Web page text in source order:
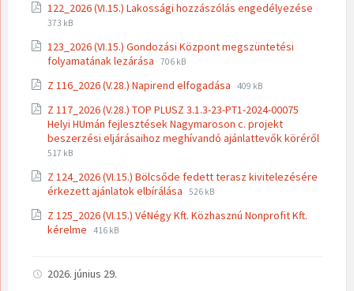
pdf
122_2026 (VI.15.) Lakossági hozzászólás engedélyezése
373 kB
123_2026 (VI.15.) Gondozási Központ megszüntetési
folyamatának lezárása File
pdf
File
706 kB
Z 116_2026 (V.28.) Napirend elfogadása File
pdf
File
409 kB
Z 117_2026 (V.28.) TOP PLUSZ 3.1.3-23-PT1-2024-00075
Helyi HUmán fejlesztések Nagymaroson c. projekt
beszerzési eljárásaihoz meghívandó ajánlattevők köréről
File
pdf
File
517 kB
Z 124_2026 (VI.15.) Bölcsőde fedett terasz kivitelezésére
érkezett ajánlatok elbírálása File
pdf
File
526 kB
Z 125_2026 (VI.15.) VéNégy Kft. Közhasznú Nonprofit Kft.
kérelme File
File
416 kB
2026. június 29.